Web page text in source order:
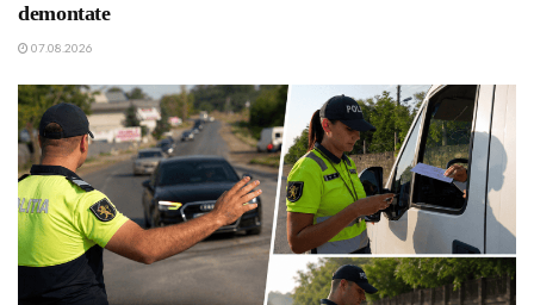
demontate
07.08.2026